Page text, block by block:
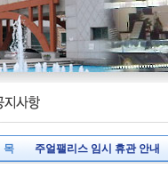
주얼팰리스 임시 휴관 안내